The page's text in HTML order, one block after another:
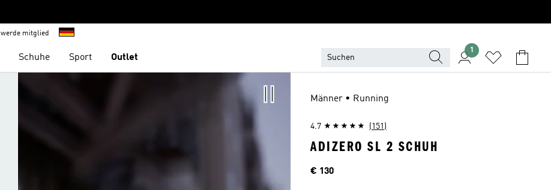
werde mitglied
Schuhe Sport Outlet
1
Männer • Running
4.7 (151)
ADIZERO SL 2 SCHUH
Preis
€ 130